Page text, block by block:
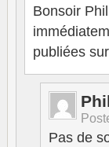
Bonsoir
publiées
Pas de